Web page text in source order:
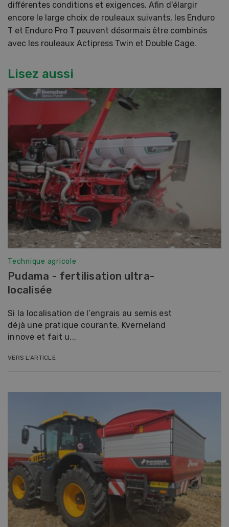
différentes conditions et exigences. Afin d'élargir
encore le large choix de rouleaux suivants, les Enduro
T et Enduro Pro T peuvent désormais être combinés
avec les rouleaux Actipress Twin et Double Cage.
Lisez aussi
Technique agricole
Pudama - fertilisation ultra-
localisée
Si la localisation de l’engrais au semis est
déjà une pratique courante, Kverneland
innove et fait u...
VERS L'ARTICLE